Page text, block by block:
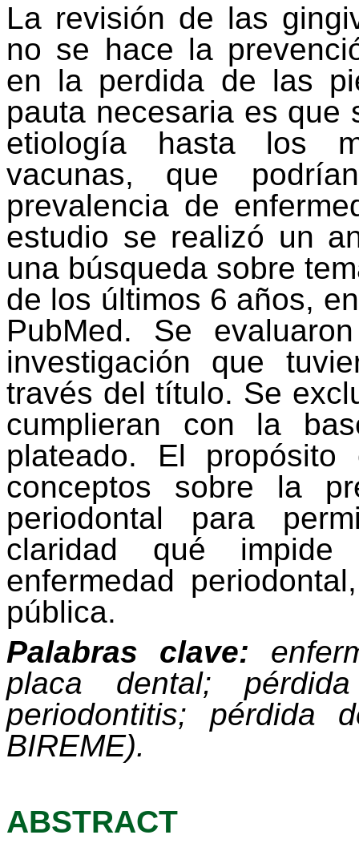
La revisión de las
no se hace la
en la perdida de las
pauta necesaria es que
etiología hasta los
vacunas, que
prevalencia de
estudio se realizó un
una búsqueda sobre
de los últimos 6 años,
PubMed. Se
investigación que
través del título. Se
cumplieran con la
plateado. El
conceptos sobre la
periodontal para
claridad qué
enfermedad
pública.
Palabras clave:
placa dental;
periodontitis; pérdida
BIREME).
ABSTRACT